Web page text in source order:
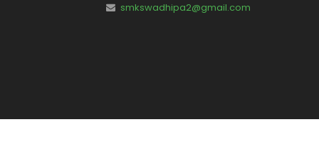
smkswadhipa2@gmail.com